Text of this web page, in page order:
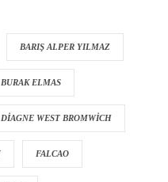
BARIŞ ALPER YILMAZ
BURAK ELMAS
DIAGNE WEST BROMWICH
FALCAO